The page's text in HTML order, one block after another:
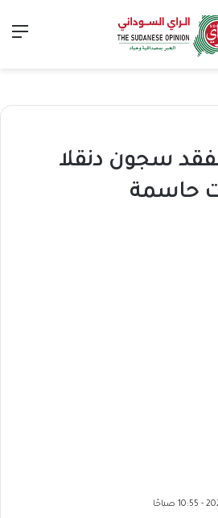
سجون دنقلا
حاسمة